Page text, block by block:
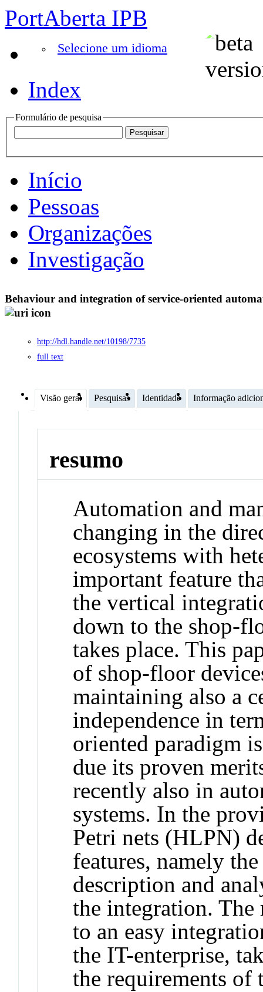
PortAberta IPB
Selecione um idioma
Index
Formulário de pesquisa
Início
Pessoas
Organizações
Investigação
Behaviour and integration of service-oriented
http://hdl.handle.net/10198/7735
full text
Visão geral Pesquisas Identidade Informação
resumo
Automation and
changing in the
ecosystems with
important feature
the vertical
down to the shop-
takes place. This
of shop-floor
maintaining also a
independence in
oriented paradigm
due its proven
recently also in
systems. In the
Petri nets (HLPN)
features, namely
description and
the integration.
to an easy
the IT-enterprise,
the requirements